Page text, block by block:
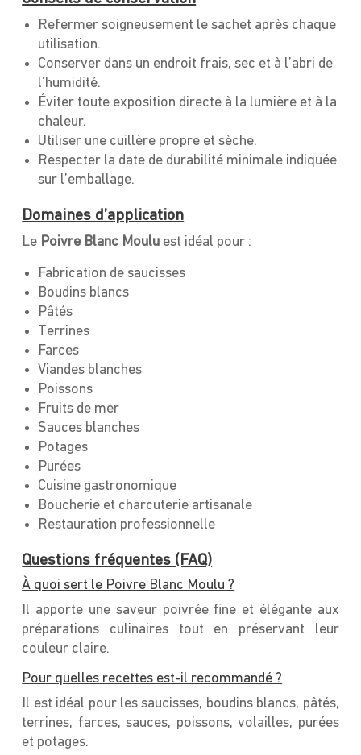
Refermer soigneusement le sachet après chaque
utilisation.
Conserver dans un endroit frais, sec et à l’abri de
l’humidité.
Éviter toute exposition directe à la lumière et à la
chaleur.
Utiliser une cuillère propre et sèche.
Respecter la date de durabilité minimale indiquée
sur l’emballage.
Domaines d’application
Le Poivre Blanc Moulu est idéal pour :
Fabrication de saucisses
Boudins blancs
Pâtés
Terrines
Farces
Viandes blanches
Poissons
Fruits de mer
Sauces blanches
Potages
Purées
Cuisine gastronomique
Boucherie et charcuterie artisanale
Restauration professionnelle
Questions fréquentes (FAQ)
À quoi sert le Poivre Blanc Moulu ?
Il apporte une saveur poivrée fine et élégante aux
préparations culinaires tout en préservant leur
couleur claire.
Pour quelles recettes est-il recommandé ?
Il est idéal pour les saucisses, boudins blancs, pâtés,
terrines, farces, sauces, poissons, volailles, purées
et potages.